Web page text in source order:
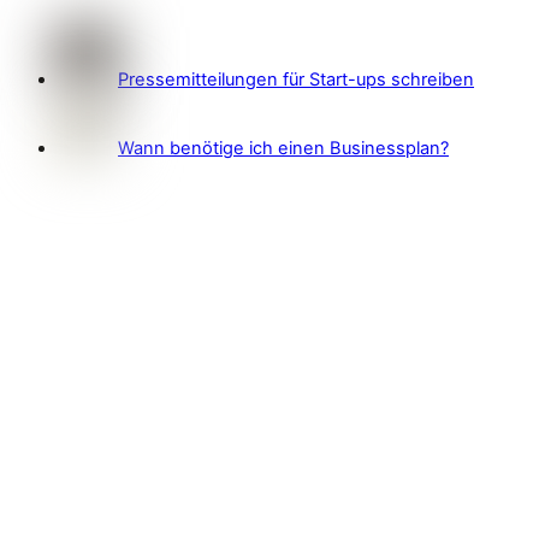
Pressemitteilungen für Start-ups schreiben
Wann benötige ich einen Businessplan?